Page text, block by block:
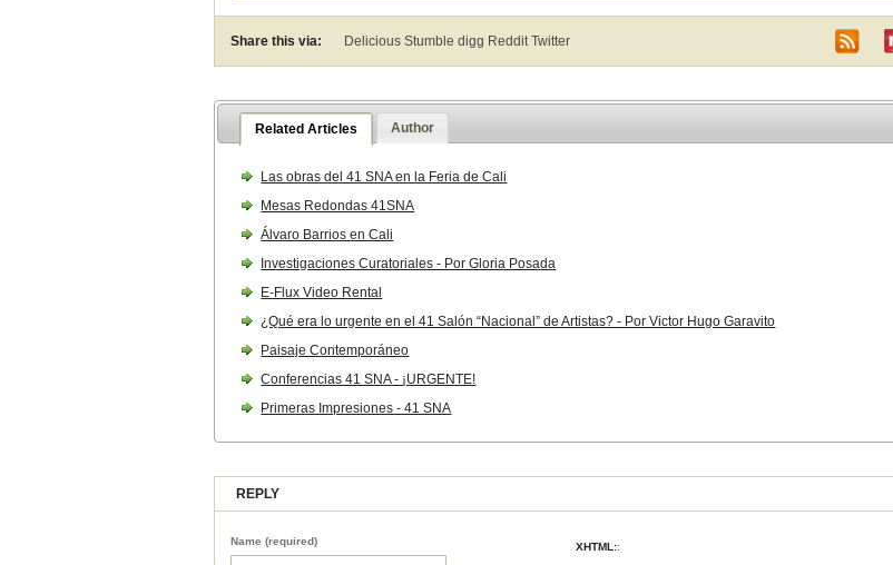
Share this via: Delicious Stumble digg RedditTwitter
Related Articles Author
Las obras del 41 SNA en la Feria de Cali
Mesas Redondas 41SNA
Álvaro Barrios en Cali
Investigaciones Curatoriales - Por Gloria Posada
E-Flux Video Rental
¿Qué era lo urgente en el 41 Salón “Nacional” de Artistas? - Por Victor Hugo Garavito
Paisaje Contemporáneo
Conferencias 41 SNA - ¡URGENTE!
Primeras Impresiones - 41 SNA
REPLY
XHTML::
Name (required)